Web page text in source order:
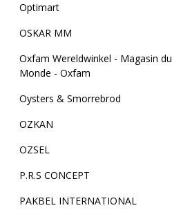
Optimart
OSKAR MM
Oxfam Wereldwinkel - Magasin du
Monde - Oxfam
Oysters & Smorrebrod
OZKAN
OZSEL
P.R.S CONCEPT
PAKBEL INTERNATIONAL